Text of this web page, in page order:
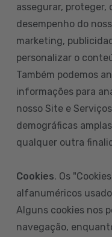
assegurar, proteger,
desempenho do
marketing,
personalizar o
Também podemos
informações para
nosso Site e
demográficas
qualquer outra
Cookies. Os
alfanuméricos
Alguns cookies nos
navegação,